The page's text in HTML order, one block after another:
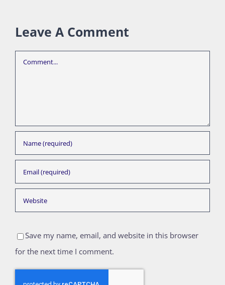
Leave A Comment
Comment
Save my name, email, and website in this browser
for the next time I comment.